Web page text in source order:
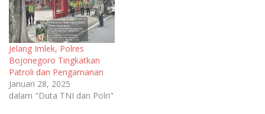
Jelang Imlek, Polres
Bojonegoro Tingkatkan
Patroli dan Pengamanan
Januari 28, 2025
dalam "Duta TNI dan Polri"